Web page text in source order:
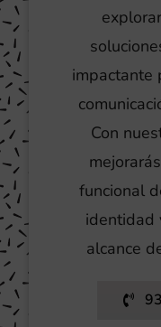
impactante
Con
funcional
identidad
alcance